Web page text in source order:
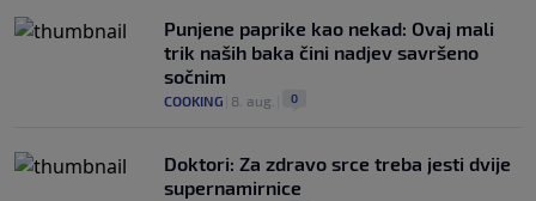
Punjene paprike kao nekad: Ovaj mali
trik naših baka čini nadjev savršeno
sočnim
COOKING 8. aug. 0
Doktori: Za zdravo srce treba jesti dvije
supernamirnice